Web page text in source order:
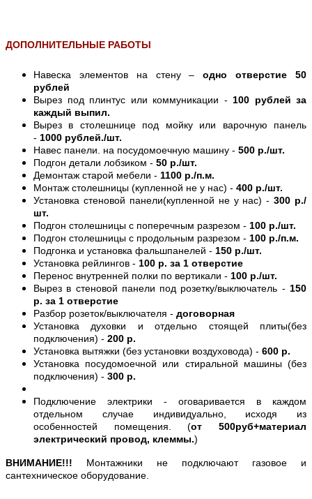
ДОПОЛНИТЕЛЬНЫЕ РАБОТЫ
Навеска элементов на стену –одно отверстие 50
рублей
Вырез под плинтус или коммуникации - 100 рублей за
каждый выпил.
Вырез в столешнице под мойку или варочную панель
- 1000 рублей./шт.
Навес панели. на посудомоечную машину - 500 р./шт.
Подгон детали лобзиком - 50 р./шт.
Демонтаж старой мебели - 1100 р./п.м.
Монтаж столешницы (купленной не у нас) - 400 р./шт.
Установка стеновой панели(купленной не у нас) -300 р./
шт.
Подгон столешницы с поперечным разрезом - 100 р./шт.
Подгон столешницы с продольным разрезом - 100 р./п.м.
Подгонка и установка фальшпанелей - 150 р./шт.
Установка рейлингов - 100 р. за 1 отверстие
Перенос внутренней полки по вертикали - 100 р./шт.
Вырез в стеновой панели под розетку/выключатель - 150
р. за 1 отверстие
Разбор розеток/выключателя - договорная
Установка духовки и отдельно стоящей плиты(без
подключения) - 200 р.
Установка вытяжки (без установки воздуховода) - 600 р.
Установка посудомоечной или стиральной машины (без
подключения) - 300 р.
Подключение электрики - оговаривается в каждом
отдельном случае индивидуально, исходя из
особенностей помещения. (от 500руб+материал
электрический провод, клеммы.)
ВНИМАНИЕ!!! Монтажники не подключают газовое и
сантехническое оборудование.